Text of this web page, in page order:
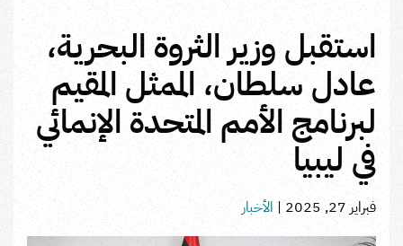
استقبل وزير الثروة البحرية،
عادل سلطان، الممثل المقيم
لبرنامج الأمم المتحدة الإنمائي
في ليبيا
فبراير 27, 2025 | الأخبار